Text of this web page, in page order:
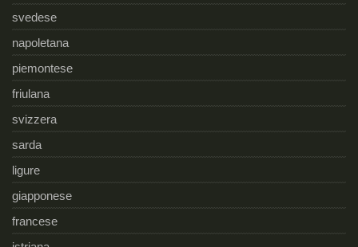
svedese
napoletana
piemontese
friulana
svizzera
sarda
ligure
giapponese
francese